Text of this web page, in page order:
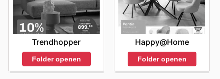
Trendhopper
Folder openen
Happy@Home
Folder openen